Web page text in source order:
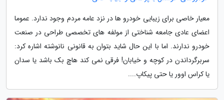
معیار خاصی برای زیبایی خودرو ها در نزد عامه مردم وجود ندارد. عموما
اعضای عادی جامعه شناختی از مولفه های تخصصی طراحی در صنعت
خودرو ندارند. اما با این حال شاید بتوان به قانونی نانوشته اشاره کرد:
سربرگرداندن در کوچه و خیابان! فرقی نمی کند هاچ بک باشد یا سدان
یا کراس اوور یا حتی پیکاپ....